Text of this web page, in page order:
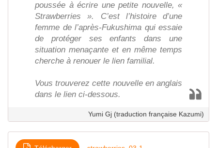
poussée à écrire une petite nouvelle, «
Strawberries ». C’est l’histoire d’une
femme de l’après-Fukushima qui essaie
de protéger ses enfants dans une
situation menaçante et en même temps
cherche à renouer le lien familial.
Vous trouverez cette nouvelle en anglais
dans le lien ci-dessous.
Yumi Gj (traduction française Kazumi)